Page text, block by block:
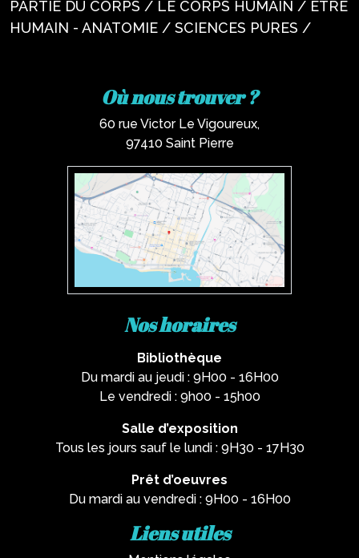
PARTIE DU CORPS / LE CORPS HUMAIN / ETRE
HUMAIN - ANATOMIE / SCIENCES PURES /
Où nous trouver ?
60 rue Victor Le Vigoureux,
97410 Saint Pierre
Nos horaires
Bibliothèque
Du mardi au jeudi : 9H00 - 16H00
Le vendredi : 9h00 - 15h00
Salle d’exposition
Tous les jours sauf le lundi : 9H30 - 17H30
Prêt d’oeuvres
Du mardi au vendredi : 9H00 - 16H00
Liens utiles